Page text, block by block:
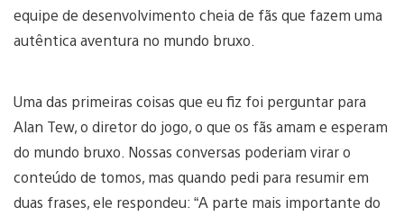
equipe de desenvolvimento cheia de fãs que fazem uma
autêntica aventura no mundo bruxo.
Uma das primeiras coisas que eu fiz foi perguntar para
Alan Tew, o diretor do jogo, o que os fãs amam e esperam
do mundo bruxo. Nossas conversas poderiam virar o
conteúdo de tomos, mas quando pedi para resumir em
duas frases, ele respondeu: “A parte mais importante do